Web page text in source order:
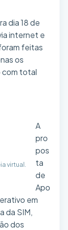
dia 18 de
internet e
feitas
os
com total
virtual.
A
pro
pos
ta
de
Apo
em
da SIM,
dos